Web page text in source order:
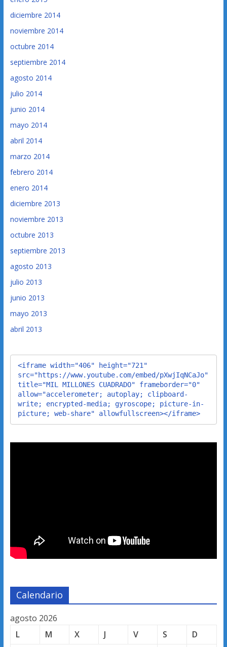
diciembre 2014
noviembre 2014
octubre 2014
septiembre 2014
agosto 2014
julio 2014
junio 2014
mayo 2014
abril 2014
marzo 2014
febrero 2014
enero 2014
diciembre 2013
noviembre 2013
octubre 2013
septiembre 2013
agosto 2013
julio 2013
junio 2013
mayo 2013
abril 2013
<iframe width="406" height="721"
src="https://www.youtube.com/embed/pXwjIqNCaJo"
title="MIL MILLONES CUADRADO" frameborder="0"
allow="accelerometer; autoplay; clipboard-
write; encrypted-media; gyroscope; picture-in-
picture; web-share" allowfullscreen></iframe>
Calendario
agosto 2026
L
M X J V S D